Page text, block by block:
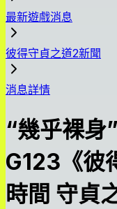
最新遊戲消息
彼得守貞之道2新聞
消息詳情
“幾乎裸身
G123《彼
時間 守貞